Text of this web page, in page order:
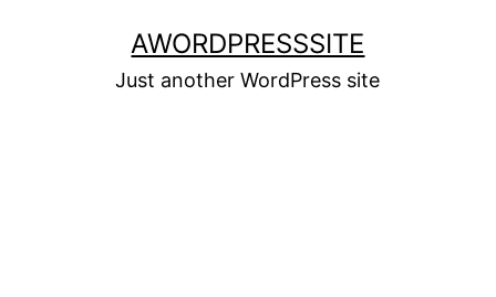
AWORDPRESSSITE
Just another WordPress site